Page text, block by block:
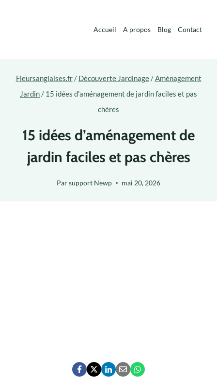
Accueil A propos Blog Contact
Fleursanglaises.fr/ Découverte Jardinage/Aménagement
Jardin/ 15 idées d’aménagement de jardin faciles et pas
chères
15 idées d’aménagement de
jardin faciles et pas chères
Parsupport Newp mai 20, 2026